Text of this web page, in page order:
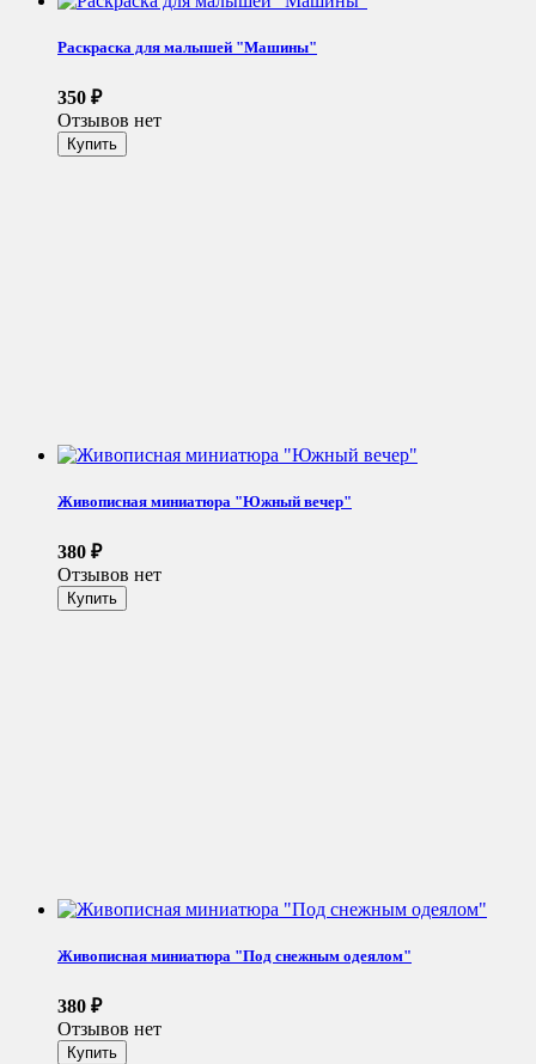
Раскраска для малышей "Машины"
350 ₽
Отзывов нет
Живописная миниатюра "Южный вечер"
380 ₽
Отзывов нет
Живописная миниатюра "Под снежным одеялом"
380 ₽
Отзывов нет